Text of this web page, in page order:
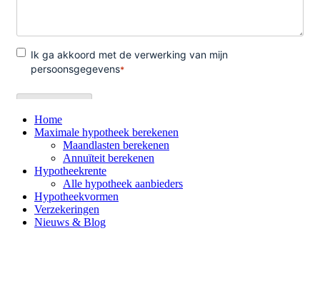
Home
Maximale hypotheek berekenen
Maandlasten berekenen
Annuïteit berekenen
Hypotheekrente
Alle hypotheek aanbieders
Hypotheekvormen
Verzekeringen
Nieuws & Blog